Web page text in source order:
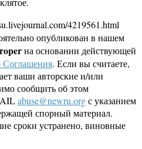
4219561.html
опубликован в нашем
на основании действующей
Соглашения. Если вы считаете,
ваши авторские и/или
сообщить об этом
abuse@newru.orgс указанием
спорный материал.
сроки устранено, виновные